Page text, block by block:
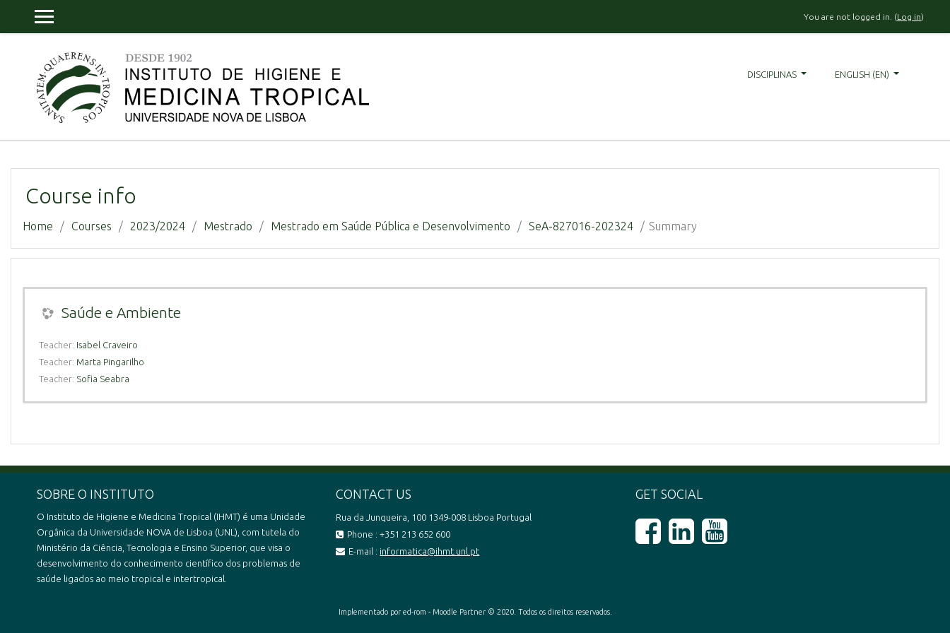
You are not logged in. (Log in)
DISCIPLINAS ENGLISH ‎(EN)‎
Course info
Home Courses 2023/2024 Mestrado Mestrado em Saúde Pública e Desenvolvimento SeA-827016-202324 Summary
Saúde e Ambiente
Teacher: Isabel Craveiro
Teacher: Marta Pingarilho
Teacher: Sofia Seabra
SOBRE O INSTITUTO
O Instituto de Higiene e Medicina Tropical (IHMT) é uma Unidade
Orgânica da Universidade NOVA de Lisboa (UNL), com tutela do
Ministério da Ciência, Tecnologia e Ensino Superior, que visa o
desenvolvimento do conhecimento científico dos problemas de
saúde ligados ao meio tropical e intertropical.
CONTACT US
Rua da Junqueira, 100 1349-008 Lisboa Portugal
Phone : +351 213 652 600
E-mail : informatica@ihmt.unl.pt
GET SOCIAL
Implementado por ed-rom - Moodle Partner © 2020. Todos os direitos reservados.